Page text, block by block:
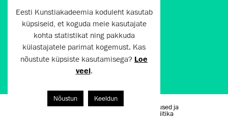
Põhja puiestee 7
Tallinn 10412
artun@artun.ee
+372 6267301
Liitu uudiskirjaga!
Kasutustingimused ja
privaatsuspoliitika
Eesti Kunstiakadeemia koduleht kasutab
küpsiseid, et koguda meie kasutajate
kohta statistikat ning pakkuda
külastajatele parimat kogemust. Kas
nõustute küpsiste kasutamisega? Loe
veel.
Nõustun Keeldun